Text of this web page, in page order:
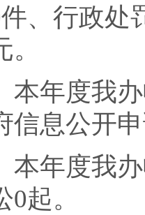
、行政处
度我办
信息公开申
度我办
0起。